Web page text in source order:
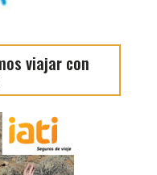
viajar con